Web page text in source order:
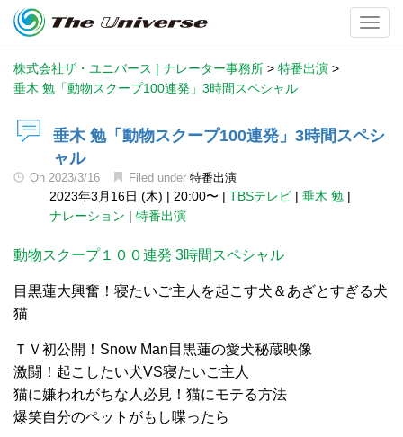
株式会社ザ・ユニバース | ナレーター事務所 > 特番出演 >
垂木 勉「動物スクープ100連発」3時間スペシャル
垂木 勉「動物スクープ100連発」3時間スペシ
ャル
On 2023/3/16 Filed under 特番出演
2023年3月16日 (木) | 20:00〜 | TBSテレビ | 垂木 勉 |
ナレーション | 特番出演
動物スクープ１００連発 3時間スペシャル
目黒蓮大興奮！寝たいご主人を起こす犬＆あざとすぎる犬
猫
ＴＶ初公開！Snow Man目黒蓮の愛犬秘蔵映像
激闘！起こしたい犬VS寝たいご主人
猫に嫌われがちな人必見！猫にモテる方法
爆笑自分のペットがもし喋ったら